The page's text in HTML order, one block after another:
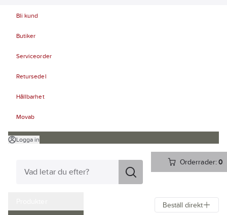
Bli kund
Butiker
Serviceorder
Retursedel
Hållbarhet
Movab
Logga in
Orderrader:0
Beställ direkt